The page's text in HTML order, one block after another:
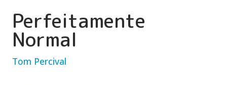
Perfeitamente
Normal
Tom Percival